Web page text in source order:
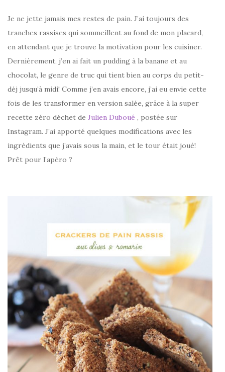
Je ne jette jamais mes restes de pain. J’ai toujours des
tranches rassises qui sommeillent au fond de mon placard,
en attendant que je trouve la motivation pour les cuisiner.
Dernièrement, j’en ai fait un pudding à la banane et au
chocolat, le genre de truc qui tient bien au corps du petit-
déj jusqu’à midi! Comme j’en avais encore, j’ai eu envie cette
fois de les transformer en version salée, grâce à la super
recette zéro déchet de Julien Duboué , postée sur
Instagram. J’ai apporté quelques modifications avec les
ingrédients que j’avais sous la main, et le tour était joué!
Prêt pour l’apéro ?